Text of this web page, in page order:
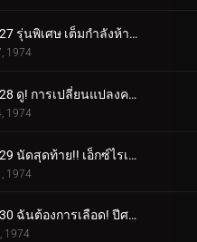
ตอนที่ 27 รุ่นพิเศษ เต็มกำลังห้าไรเดอร์!!
1974
ตอนที่ 28 ดู! การเปลี่ยนแปลงครั้งใหญ่ของ X Rider!!
1974
ตอนที่ 29 นัดสุดท้าย!! เอ็กซ์ไรเดอร์ ปะทะ เอ็กซ์ไรเดอร์!!
1974
ตอนที่ 30 ฉันต้องการเลือด! ปีศาจแห่งหนองน้ำซากศพ!!
1974